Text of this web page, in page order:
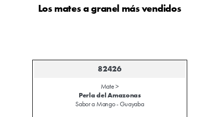
Los mates a granel más vendidos
82426
Mate >
Perla del Amazonas
Sabor a Mango - Guayaba